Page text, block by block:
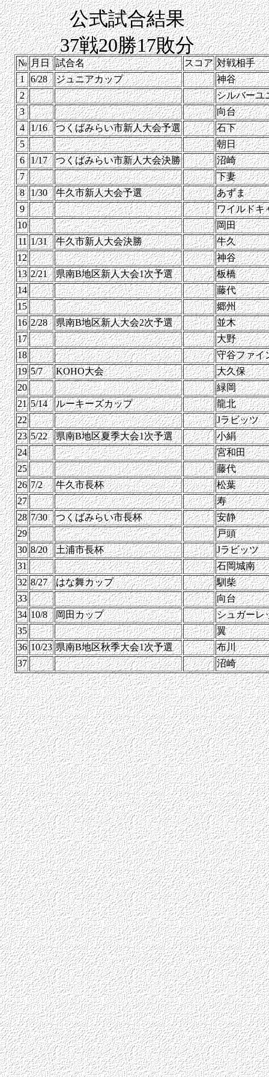
公式試合結果
37戦20勝17敗分
№ 月日 試合名 スコア 対戦相手
1 6/28 ジュニアカップ
神谷
2
シルバーユ
3
向台
4 1/16 つくばみらい市新人大会予選
石下
5
朝日
6 1/17 つくばみらい市新人大会決勝
沼崎
7
下妻
8 1/30 牛久市新人大会予選
あずま
9
ワイルドキ
10
岡田
11 1/31 牛久市新人大会決勝
牛久
12
神谷
13 2/21 県南B地区新人大会1次予選
板橋
14
藤代
15
郷州
16 2/28 県南B地区新人大会2次予選
並木
17
大野
18
守谷ファイ
19 5/7 KOHO大会
大久保
20
緑岡
21 5/14 ルーキーズカップ
龍北
22
Jラビッツ
23 5/22 県南B地区夏季大会1次予選
小絹
24
宮和田
25
藤代
26 7/2 牛久市長杯
松葉
27
寿
28 7/30 つくばみらい市長杯
安静
29
戸頭
30 8/20 土浦市長杯
Jラビッツ
31
石岡城南
32 8/27 はな舞カップ
馴柴
33
向台
34 10/8 岡田カップ
シュガーレ
35
翼
36 10/23 県南B地区秋季大会1次予選
布川
37
沼崎